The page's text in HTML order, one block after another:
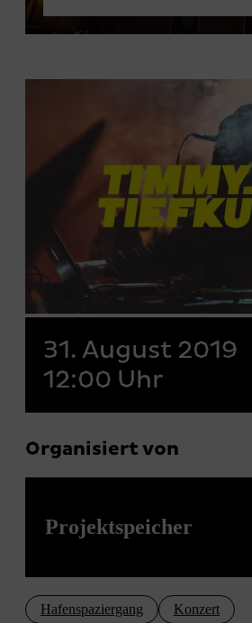
31. August 2019
12:00 Uhr
Organisiert von
Projektspeicher
Hafenspaziergang Konzert